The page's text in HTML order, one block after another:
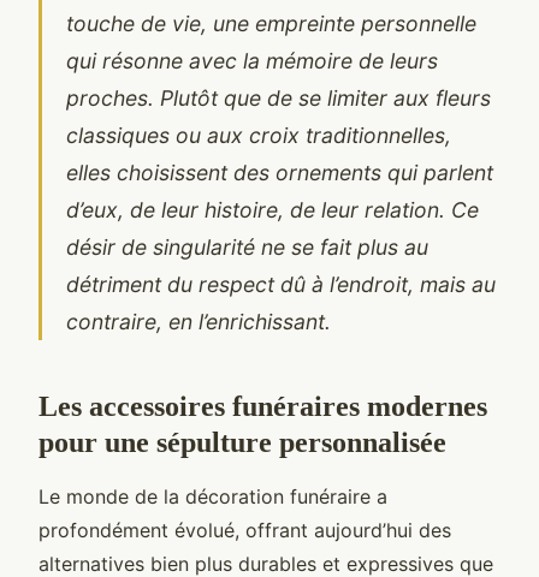
touche de vie, une empreinte personnelle
qui résonne avec la mémoire de leurs
proches. Plutôt que de se limiter aux fleurs
classiques ou aux croix traditionnelles,
elles choisissent des ornements qui parlent
d’eux, de leur histoire, de leur relation. Ce
désir de singularité ne se fait plus au
détriment du respect dû à l’endroit, mais au
contraire, en l’enrichissant.
Les accessoires funéraires modernes
pour une sépulture personnalisée
Le monde de la décoration funéraire a
profondément évolué, offrant aujourd’hui des
alternatives bien plus durables et expressives que